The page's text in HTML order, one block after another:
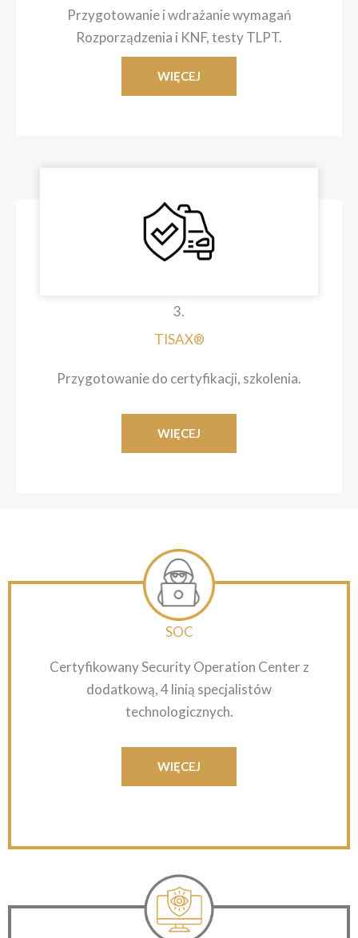
Przygotowanie i wdrażanie wymagań
Rozporządzenia i KNF, testy TLPT.
WIĘCEJ
3.
TISAX®
Przygotowanie do certyfikacji, szkolenia.
WIĘCEJ
SOC
Certyfikowany Security Operation Center z
dodatkową, 4 linią specjalistów
technologicznych.
WIĘCEJ